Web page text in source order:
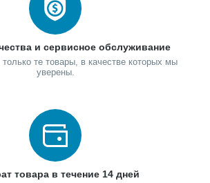
и сервисное обслуживание
те товары, в качестве которых мы
уверены.
товара в течение 14 дней